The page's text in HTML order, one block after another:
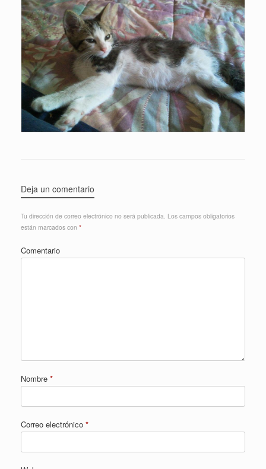
Deja un comentario
Tu dirección de correo electrónico no será publicada. Los campos obligatorios
están marcados con *
Comentario
Nombre *
Correo electrónico *